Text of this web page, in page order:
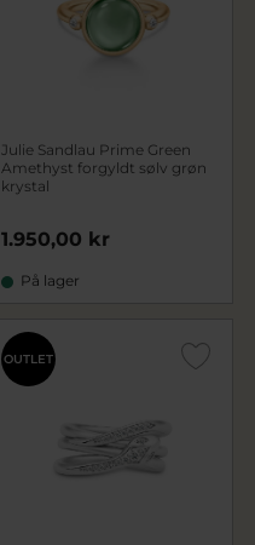
Julie Sandlau Prime Green
Amethyst forgyldt sølv grøn
krystal
1.950,00 kr
På lager
OUTLET